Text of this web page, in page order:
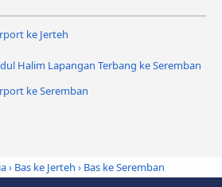
ke Jerteh
Halim Lapangan Terbang ke Seremban
ke Seremban
› Bas ke Jerteh › Bas ke Seremban